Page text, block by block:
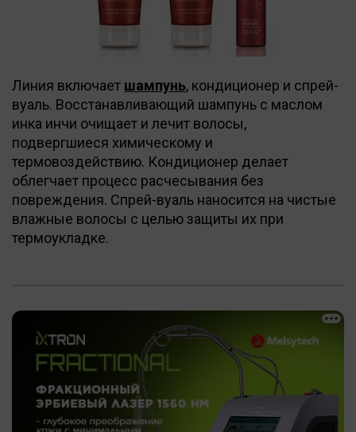
Линия включает шампунь, кондиционер и спрей-
вуаль. Восстанавливающий шампунь с маслом
инка инчи очищает и лечит волосы,
подвергшиеся химическому и
термовоздействию. Кондиционер делает
облегчает процесс расчесывания без
повреждения. Спрей-вуаль наносится на чистые
влажные волосы с целью защиты их при
термоукладке.